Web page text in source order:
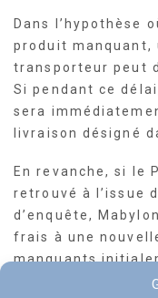
Dans l’hypothèse
produit manquant,
transporteur peut
Si pendant ce
sera
livraison désigné
En revanche, si le
retrouvé à l’issue
d’enquête,
frais à une
manquants